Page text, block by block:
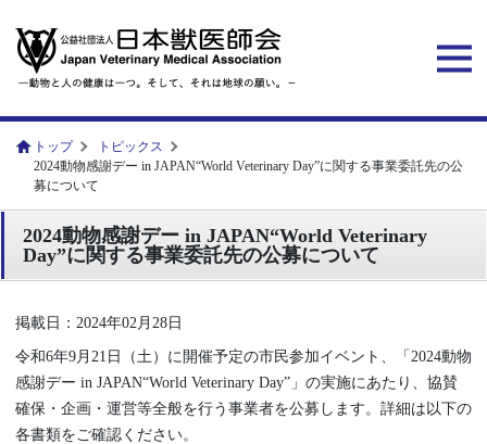
トップ
トピックス
2024動物感謝デー in JAPAN“World Veterinary Day”に関する事業委託先の公
募について
2024動物感謝デー in JAPAN“World Veterinary
Day”に関する事業委託先の公募について
掲載日：2024年02月28日
令和6年9月21日（土）に開催予定の市民参加イベント、「2024動物
感謝デー in JAPAN“World Veterinary Day”」の実施にあたり、協賛
確保・企画・運営等全般を行う事業者を公募します。詳細は以下の
各書類をご確認ください。